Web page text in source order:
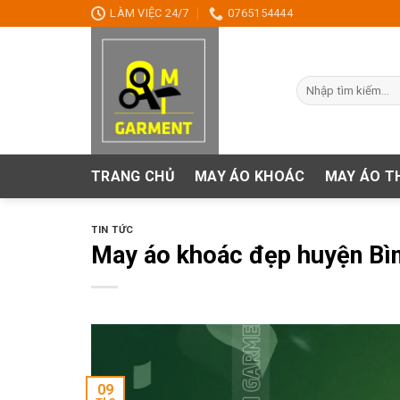
to
LÀM VIỆC 24/7 0765154444
Tìm
kiếm:
TRANG CHỦ MAY ÁO KHOÁC MAY ÁO
TIN TỨC
May áo khoác đẹp huyện
09